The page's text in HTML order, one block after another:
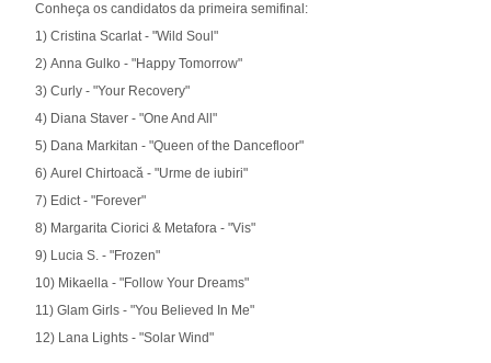
Conheça os candidatos da primeira semifinal:
1) Cristina Scarlat - "Wild Soul"
2) Anna Gulko - "Happy Tomorrow"
3) Curly - "Your Recovery"
4) Diana Staver - "One And All"
5) Dana Markitan - "Queen of the Dancefloor"
6) Aurel Chirtoacă - "Urme de iubiri"
7) Edict - "Forever"
8) Margarita Ciorici & Metafora - "Vis"
9) Lucia S. - "Frozen"
10) Mikaella - "Follow Your Dreams"
11) Glam Girls - "You Believed In Me"
12) Lana Lights - "Solar Wind"